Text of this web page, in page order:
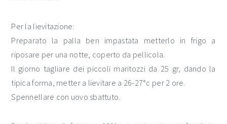
Per la lievitazione:
Preparato la palla ben impastata metterlo in frigo a
riposare per una notte, coperto da pellicola.
Il giorno tagliare dei piccoli maritozzi da 25 gr, dando la
tipica forma, metter a lievitare a 26-27°c per 2 ore.
Spennellare con uovo sbattuto.